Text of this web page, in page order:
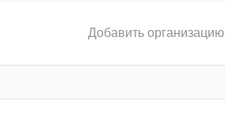
Добавить организацию